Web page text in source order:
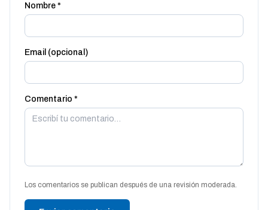
Nombre *
Email (opcional)
Comentario *
Los comentarios se publican después de una revisión moderada.